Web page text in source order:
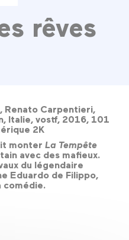
rêves
Renato Carpentieri,
Italie, vostf, 2016, 101
2K
monter La Tempête
avec des mafieux.
du légendaire
Eduardo de Filippo,
comédie.